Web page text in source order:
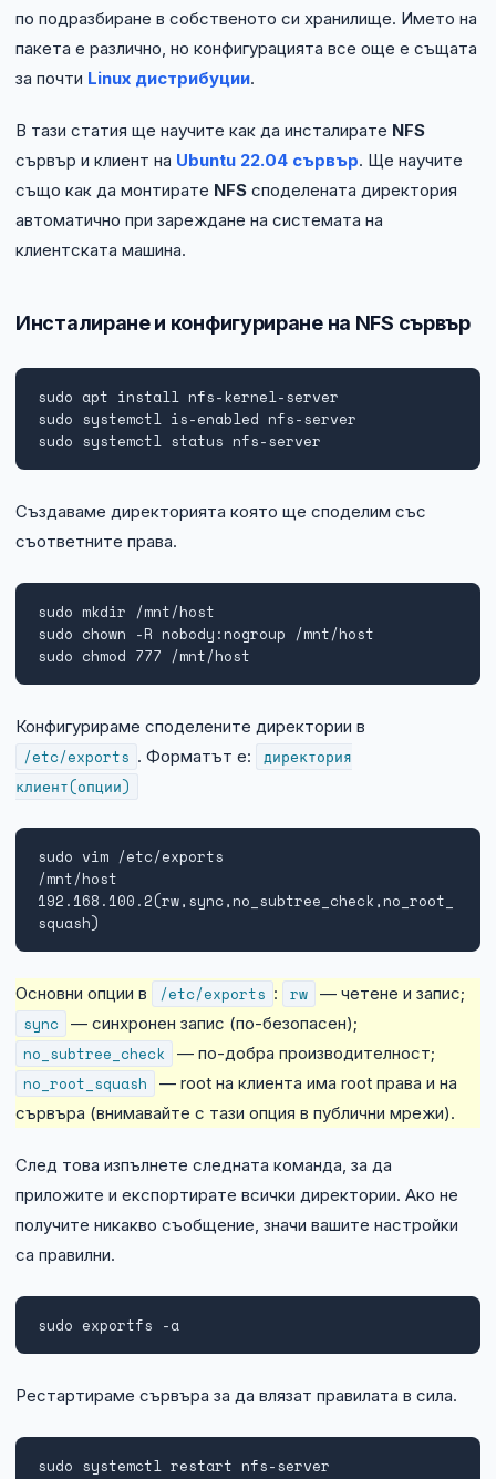
по подразбиране в собственото си хранилище. Името на
пакета е различно, но конфигурацията все още е същата
за почти Linux дистрибуции.
В тази статия ще научите как да инсталирате NFS
сървър и клиент на Ubuntu 22.04 сървър. Ще научите
също как да монтирате NFS споделената директория
автоматично при зареждане на системата на
клиентската машина.
Инсталиране и конфигуриране на NFS сървър
sudo apt install nfs-kernel-server
sudo systemctl is-enabled nfs-server
sudo systemctl status nfs-server
Създаваме директорията която ще споделим със
съответните права.
sudo mkdir /mnt/host
sudo chown -R nobody:nogroup /mnt/host
sudo chmod 777 /mnt/host
Конфигурираме споделените директории в
/etc/exports . Форматът е:
директория
клиент(опции)
sudo vim /etc/exports
/mnt/host
192.168.100.2(rw,sync,no_subtree_check,no_root_
squash)
Основни опции в /etc/exports : rw — четене и запис;
sync — синхронен запис (по-безопасен);
no_subtree_check — по-добра производителност;
no_root_squash
— root на клиента има root права и на
сървъра (внимавайте с тази опция в публични мрежи).
След това изпълнете следната команда, за да
приложите и експортирате всички директории. Ако не
получите никакво съобщение, значи вашите настройки
са правилни.
sudo exportfs -a
Рестартираме сървъра за да влязат правилата в сила.
sudo systemctl restart nfs-server